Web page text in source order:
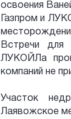
освоения
Газпром и
Встречи для
ЛУКОЙЛа
компаний не
Участок
Лаявожское